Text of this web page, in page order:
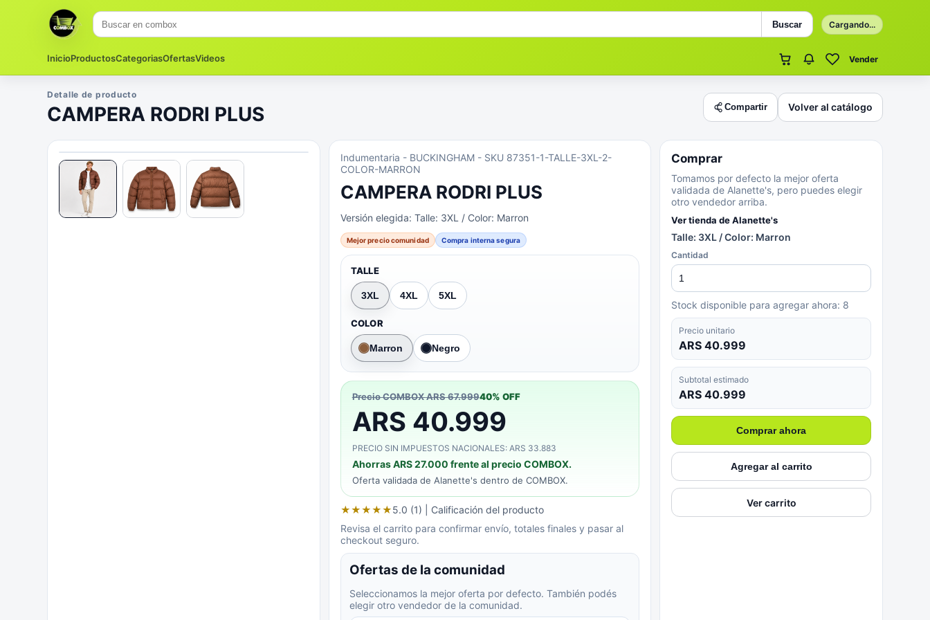
Buscar Cargando...
InicioProductosCategoriasOfertasVideos Vender
Detalle de producto
CAMPERA RODRI PLUS Compartir Volver al catálogo
Indumentaria - BUCKINGHAM- SKU 87351-1-TALLE-3XL-2-
COLOR-MARRON
CAMPERA RODRI PLUS
Versión elegida: Talle: 3XL / Color: Marron
Mejor precio comunidad Compra interna segura
TALLE
3XL 4XL 5XL
COLOR
Marron Negro
Precio COMBOXARS 67.99940% OFF
ARS 40.999
PRECIO SIN IMPUESTOS NACIONALES: ARS 33.883
AhorrasARS 27.000 frente al precio COMBOX.
Oferta validada de Alanette's dentro de COMBOX.
★★★★★5.0 (1) | Calificación del producto
Revisa el carrito para confirmar envío, totales finales y pasar al
checkout seguro.
Ofertas de la comunidad
Seleccionamos la mejor oferta por defecto. También podés
elegir otro vendedor de la comunidad.
Comprar
Tomamos por defecto la mejor oferta
validada de Alanette's, pero puedes elegir
otro vendedor arriba.
Ver tienda deAlanette's
Talle: 3XL / Color: Marron
Cantidad
Stock disponible para agregar ahora: 8
Precio unitario
ARS 40.999
Subtotal estimado
ARS 40.999
Comprar ahora
Agregar al carrito
Ver carrito